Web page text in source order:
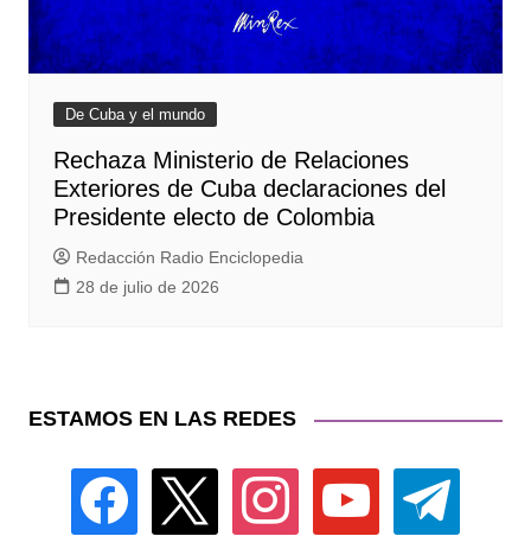
De Cuba y el mundo
Rechaza Ministerio de Relaciones
Exteriores de Cuba declaraciones del
Presidente electo de Colombia
Redacción Radio Enciclopedia
28 de julio de 2026
ESTAMOS EN LAS REDES
facebook instagram youtube telegram